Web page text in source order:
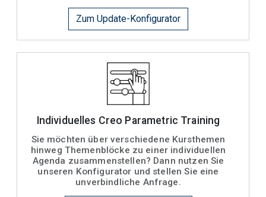
Zum Update-Konfigurator
Individuelles Creo Parametric Training
Sie möchten über verschiedene Kursthemen
hinweg Themenblöcke zu einer individuellen
Agenda zusammenstellen? Dann nutzen Sie
unseren Konfigurator und stellen Sie eine
unverbindliche Anfrage.